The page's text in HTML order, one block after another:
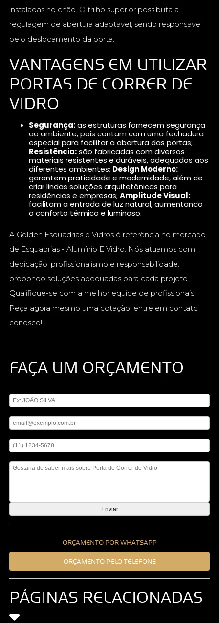
instaladas no chão. O trilho superior possibilita a
regulagem de abertura adaptável, sendo responsável
pelo deslocamento da porta.
VANTAGENS EM UTILIZAR
PORTAS DE CORRER DE
VIDRO
Segurança:as estruturas fornecem segurança
ao ambiente, pois contam com uma fechadura
especial para facilitar a abertura das portas;
Resistência:são fabricadas com diversos
materiais resistentes e duráveis, adequados aos
diferentes ambientes; Design Moderno:
garantem praticidade e modernidade, além de
criar lindas soluções arquitetônicas para
residências e empresas;Amplitude Visual:
facilitam a entrada de luz natural, aumentando
o conforto térmico e luminoso.
A Golden Esquadrias e Vidros é referência no mercado
de Esquadrias - Alumínio E Vidro. Nós atuamos com
dedicação, profissionalismo e responsabilidade,
propondo soluções adequadas para cada projeto.
Qualifique-se com a melhor equipe de profissionais.
Peça agora mesmo uma cotação, entre em contato
conosco!
FAÇA UM ORÇAMENTO
ORÇAMENTO POR WHATSAPP
ORÇAMENTO PELO TELEFONE
PÁGINAS RELACIONADAS